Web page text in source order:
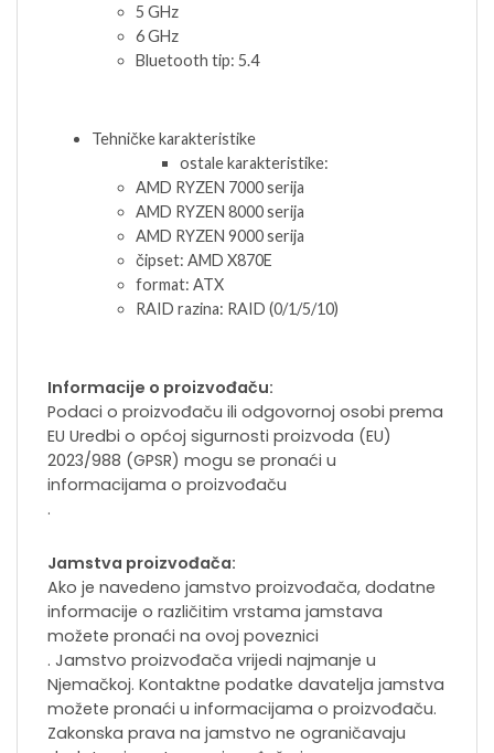
5 GHz
6 GHz
Bluetooth tip: 5.4
Tehničke karakteristike
ostale karakteristike:
AMD RYZEN 7000 serija
AMD RYZEN 8000 serija
AMD RYZEN 9000 serija
čipset: AMD X870E
format: ATX
RAID razina: RAID (0/1/5/10)
Informacije o proizvođaču:
Podaci o proizvođaču ili odgovornoj osobi prema
EU Uredbi o općoj sigurnosti proizvoda (EU)
2023/988 (GPSR) mogu se pronaći u
informacijama o proizvođaču
.
Jamstva proizvođača:
Ako je navedeno jamstvo proizvođača, dodatne
informacije o različitim vrstama jamstava
možete pronaći na ovoj poveznici
. Jamstvo proizvođača vrijedi najmanje u
Njemačkoj. Kontaktne podatke davatelja jamstva
možete pronaći u informacijama o proizvođaču.
Zakonska prava na jamstvo ne ograničavaju